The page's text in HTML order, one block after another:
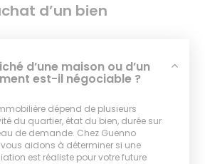
d’un bien
d’une maison ou d’un
est-il négociable ?
dépend de plusieurs
du quartier, état du bien, durée sur
de demande. Chez Guenno
aidons à déterminer si une
est réaliste pour votre future